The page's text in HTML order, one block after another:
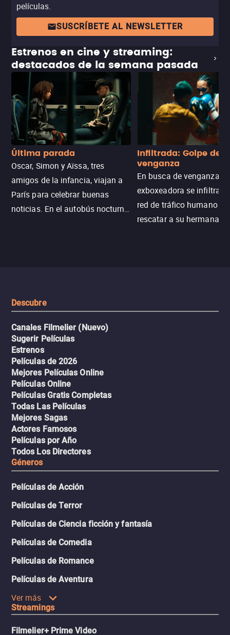
películas.
SUSCRÍBETE AL NEWSLETTER
Estrenos en cine y streaming:
destacados de la semana pasada
Última parada
Oscar, Simon y Aïssa, tres
amigos de la infancia, viajan a
París para celebrar buenas
noticias. En el autobús nocturno
Infiltrada: Golpe de
venganza
En busca de venganza,
exboxeadora se infiltra
red de tráfico humano
rescatar a su hermana
Descubre
Canales Filmelier (Nuevo)
Sugerir Películas
Estrenos
Películas de 2026
Mejores Películas Online
Películas Online
Películas Gratis Completas
Todas Las Películas
Mejores Sagas
Actores Famosos
Películas por Año
Todos Los Directores
Géneros
Películas de Acción
Películas de Terror
Películas de Ciencia ficción y fantasía
Películas de Comedia
Películas de Romance
Películas de Aventura
Ver más
Streamings
Filmelier+ Prime Video